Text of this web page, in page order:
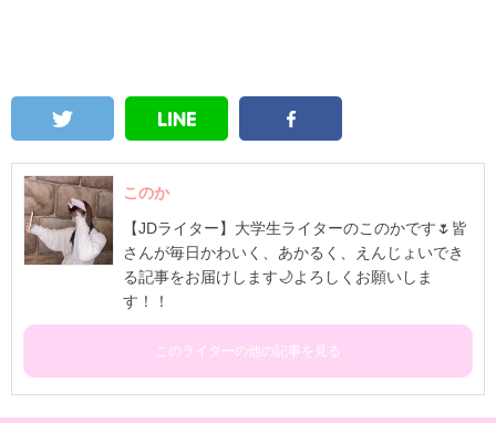
このか
【JDライター】大学生ライターのこのかです🌷皆
さんが毎日かわいく、あかるく、えんじょいでき
る記事をお届けします🌙よろしくお願いしま
す！！
このライターの他の記事を見る